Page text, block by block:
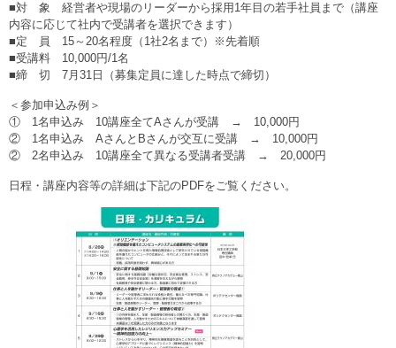
■対 象 経営者や現場のリーダーから採用1年目の若手社員まで（講座
内容に応じて社内で受講者を選択できます）
■定 員 15～20名程度（1社2名まで）※先着順
■受講料 10,000円/1名
■締 切 7月31日（募集定員に達した時点で締切）
＜参加申込み例＞
① 1名申込み 10講座全てAさんが受講 → 10,000円
② 1名申込み AさんとBさんが交互に受講 → 10,000円
② 2名申込み 10講座全て異なる受講者受講 → 20,000円
日程・講座内容等の詳細は下記のPDFをご覧ください。